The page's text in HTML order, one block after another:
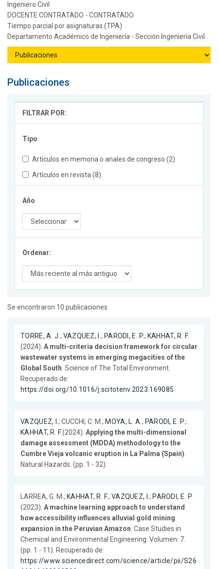
Ingeniero Civil
DOCENTE CONTRATADO - CONTRATADO
Tiempo parcial por asignaturas (TPA)
Departamento Académico de Ingeniería - Sección Ingeniería Civil
Publicaciones
FILTRAR POR:
Tipo
Artículos en memoria o anales de congreso (2)
Artículos en revista (8)
Año
Ordenar:
Se encontraron 10 publicaciones
TORRE, A. J.; VAZQUEZ, I.; PARODI, E. P.; KAHHAT, R. F.
(2024). A multi-criteria decision framework for circular
wastewater systems in emerging megacities of the
Global South. Science of The Total Environment.
Recuperado de:
https://doi.org/10.1016/j.scitotenv.2023.169085
VAZQUEZ, I.; CUCCHI, C. M.; MOYA, L. A.; PARODI, E. P.;
KAHHAT, R. F.(2024). Applying the multi-dimensional
damage assessment (MDDA) methodology to the
Cumbre Vieja volcanic eruption in La Palma (Spain).
Natural Hazards. (pp. 1 - 32).
LARREA, G. M.; KAHHAT, R. F.; VAZQUEZ, I.; PARODI, E. P.
(2023). A machine learning approach to understand
how accessibility influences alluvial gold mining
expansion in the Peruvian Amazon. Case Studies in
Chemical and Environmental Engineering. Volumen: 7.
(pp. 1 - 11). Recuperado de:
https://www.sciencedirect.com/science/article/pii/S26